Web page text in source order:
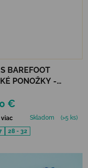
BAREFOOT
PONOŽKY -
€
viac Skladom
(>5 ks)
28 - 32